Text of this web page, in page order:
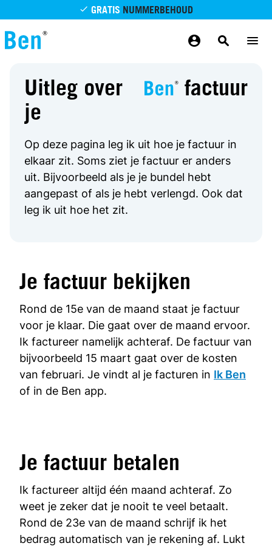
Overslaan en naar de inhoud gaan
GRATIS NUMMERBEHOUD
Uitleg over
je
factuur
Op deze pagina leg ik uit hoe je factuur in
elkaar zit. Soms ziet je factuur er anders
uit. Bijvoorbeeld als je je bundel hebt
aangepast of als je hebt verlengd. Ook dat
leg ik uit hoe het zit.
Je factuur bekijken
Rond de 15e van de maand staat je factuur
voor je klaar. Die gaat over de maand ervoor.
Ik factureer namelijk achteraf. De factuur van
bijvoorbeeld 15 maart gaat over de kosten
van februari. Je vindt al je facturen in Ik Ben
of in de Ben app.
Je factuur betalen
Ik factureer altijd één maand achteraf. Zo
weet je zeker dat je nooit te veel betaalt.
Rond de 23e van de maand schrijf ik het
bedrag automatisch van je rekening af. Lukt